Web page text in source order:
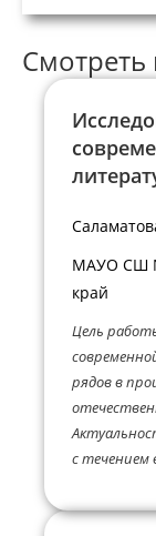
МАУО СШ
край
Цель
рядов в
с течением